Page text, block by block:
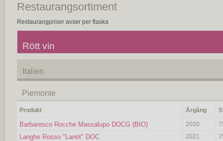
Restaurangsortiment
Restaurangpriser avser per flaska
Rött vin
Italien
Piemonte
Produkt Årgång
Barbaresco Rocche Massalupo DOCG (BIO) 2020
Langhe Rosso "Lanöt" DOC 2021